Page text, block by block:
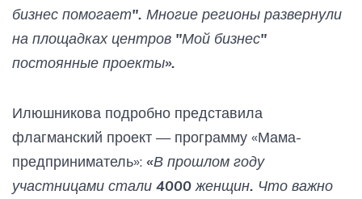
бизнес помогает". Многие регионы развернули
на площадках центров "Мой бизнес"
постоянные проекты».
Илюшникова подробно представила
флагманский проект — программу «Мама-
предприниматель»: «В прошлом году
участницами стали 4000 женщин. Что важно